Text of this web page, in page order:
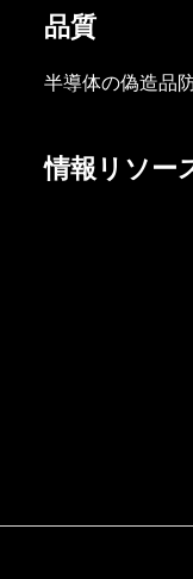
品質
半導体の偽造品
情報リソー